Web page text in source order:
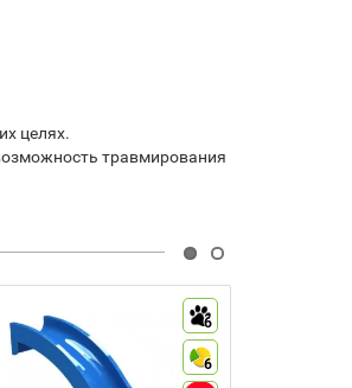
целях.
травмирования
6
6